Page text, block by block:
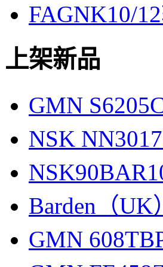
FAGNK10/
上架新品
GMN
NSK
Barden（UK
GMN